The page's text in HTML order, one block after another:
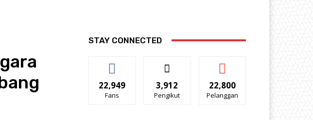
STAY CONNECTED
22,949
Fans
3,912
Pengikut
22,800
Pelanggan